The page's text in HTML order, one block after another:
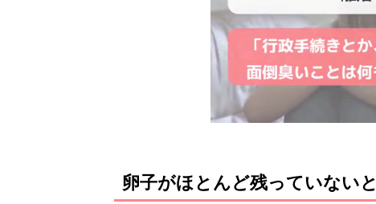
卵子がほとんど残っていない